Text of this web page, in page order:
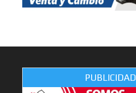
PUBLICIDAD